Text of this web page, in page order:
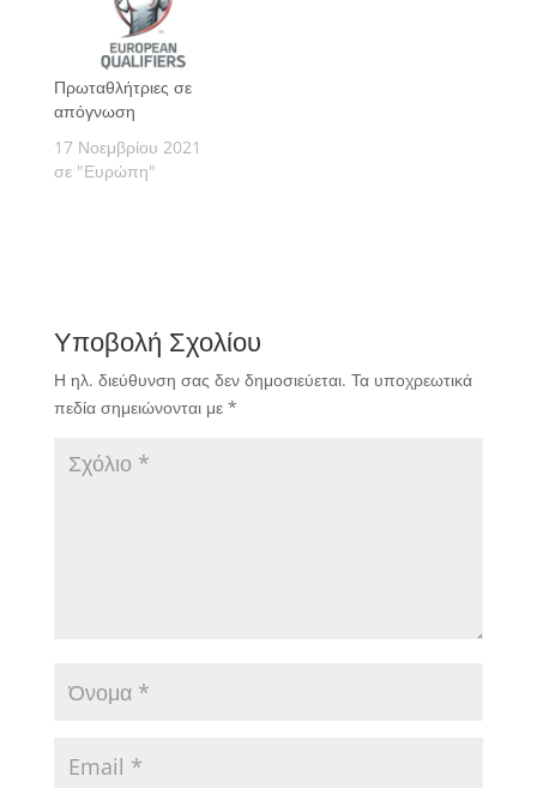
Πρωταθλήτριες σε
απόγνωση
17 Νοεμβρίου 2021
σε "Ευρώπη"
Υποβολή Σχολίου
Η ηλ. διεύθυνση σας δεν δημοσιεύεται. Τα υποχρεωτικά
πεδία σημειώνονται με *